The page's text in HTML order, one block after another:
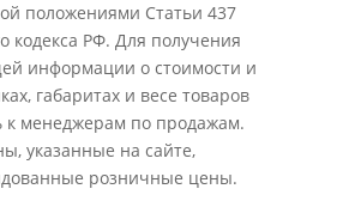
положениями Статьи 437
кодекса РФ. Для получения
информации о стоимости и
габаритах и весе товаров
к менеджерам по продажам.
указанные на сайте,
розничные цены.